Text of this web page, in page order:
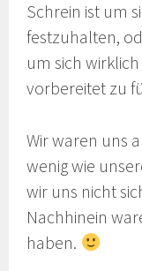
Schrein ist um
festzuhalten,
um sich
vorbereitet zu
Wir waren uns
wenig wie
wir uns nicht
Nachhinein
haben.